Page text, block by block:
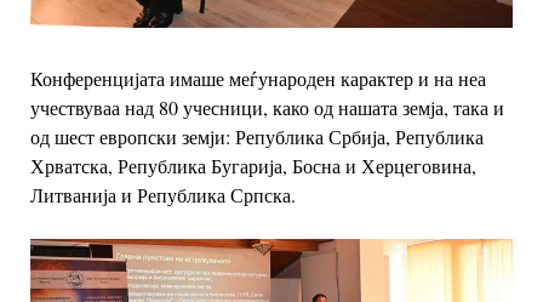
Конференцијата имаше меѓународен карактер и на неа
учествуваа над 80 учесници, како од нашата земја, така и
од шест европски земји: Република Србија, Република
Хрватска, Република Бугарија, Босна и Херцеговина,
Литванија и Република Српска.